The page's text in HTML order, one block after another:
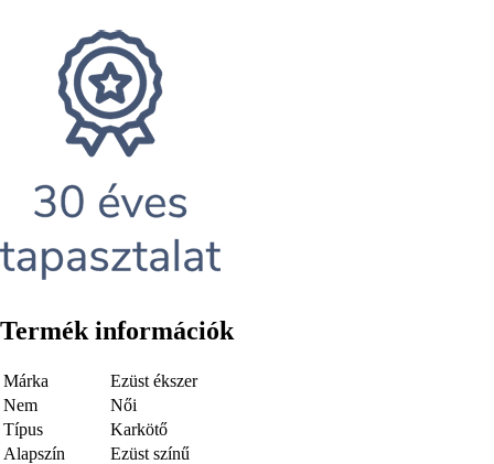
Termék információk
Márka
Ezüst ékszer
Nem
Női
Típus
Karkötő
Alapszín
Ezüst színű